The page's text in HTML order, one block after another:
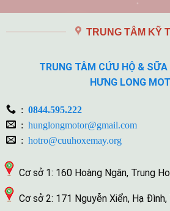
TRUNG TÂM KỸ
TRUNG TÂM CỨU HỘ &
HƯNG LONG
: 0844.595.222
: hunglongmotor@gmail.com
: hotro@cuuhoxemay.org
Cơ sở 1: 160 Hoàng Ngân, Trung
Cơ sở 2: 171 Nguyễn Xiển, Hạ Đình,